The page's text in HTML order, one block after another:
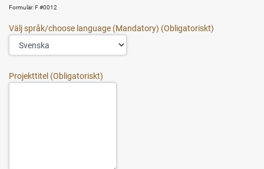
Formulär: F #0012
Välj språk/choose language (Mandatory)
Projekttitel